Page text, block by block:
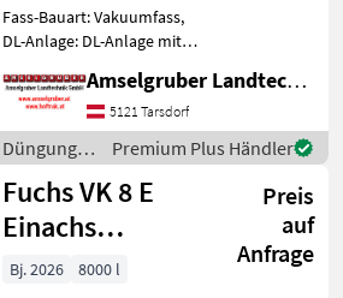
Fass-Bauart: Vakuumfass,
DL-Anlage: DL-Anlage mit
Massivität und
Langlebigkeit unschlagbar!
(Stärkste Materialstärken +
Beste Materialen und
Amselgruber Landtechnik GmbH
5121 Tarsdorf
Düngung
und
Beregnung
/ Fuchs
Premium Plus Händler
Fuchs VK 8 E
Einachs
Amselgruber
Preis
auf
Anfrage
Bj. 2026
8000 l